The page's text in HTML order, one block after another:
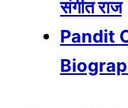
संगीत राज
Pandit